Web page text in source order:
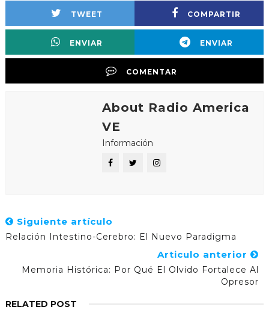
TWEET COMPARTIR
ENVIAR ENVIAR
COMENTAR
About Radio America
VE
Información
Siguiente artículo
Relación Intestino-Cerebro: El Nuevo Paradigma
Articulo anterior
Memoria Histórica: Por Qué El Olvido Fortalece Al
Opresor
RELATED POST